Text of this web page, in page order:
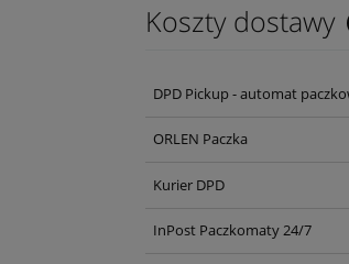
Koszty dostawy
DPD Pickup - automat
ORLEN Paczka
Kurier DPD
InPost Paczkomaty 24/7